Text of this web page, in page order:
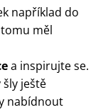
například do
měl
a inspirujte se.
ještě
nabídnout